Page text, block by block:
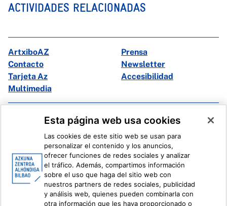
ACTIVIDADES RELACIONADAS
ArtxiboAZ
Prensa
Contacto
Newsletter
Tarjeta Az
Accesibilidad
Multimedia
Facebook
X
Ivoox
Información legal Sistema Interno de Información
Esta página web usa cookies
Las cookies de este sitio web se usan para
personalizar el contenido y los anuncios,
ofrecer funciones de redes sociales y analizar
el tráfico. Además, compartimos información
sobre el uso que haga del sitio web con
nuestros partners de redes sociales, publicidad
y análisis web, quienes pueden combinarla con
otra información que les haya proporcionado o